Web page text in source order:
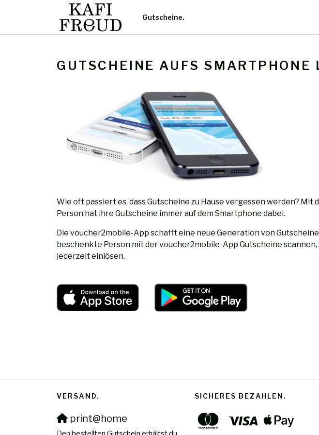
Gutscheine
GUTSCHEINE AUFS SMARTPHONE
Wie oft passiert es, dass Gutscheine zu Hause vergessen werden?
Person hat ihre Gutscheine immer auf dem Smartphone dabei.
Die voucher2mobile-App schafft eine neue Generation von
beschenkte Person mit der voucher2mobile-App Gutscheine
jederzeit einlösen.
VERSAND
print@home
SICHERES BEZAHLEN